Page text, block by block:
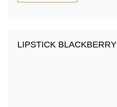
LIPSTICK BLACKBERRY